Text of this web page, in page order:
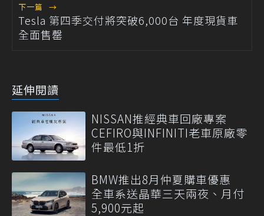
下一篇 →
Tesla 第四季交付將突破6,000台 年度現貨車
全面售罄
延伸閱讀
NISSAN推經典車回廠專案
CEFIRO與INFINITI老車原廠零
件最低1折
BMW推出8月仲夏購車優惠
全車系送晶華三天兩夜、月付
5,900元起